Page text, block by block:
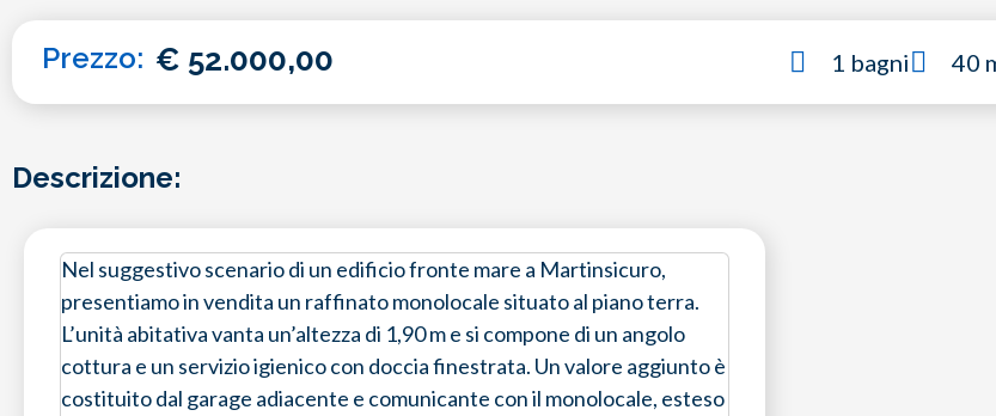
Prezzo: € 52.000,00 1 bagni 40
Descrizione:
Nel suggestivo scenario di un edificio fronte mare a Martinsicuro,
presentiamo in vendita un raffinato monolocale situato al piano terra.
L’unità abitativa vanta un’altezza di 1,90 m e si compone di un angolo
cottura e un servizio igienico con doccia finestrata. Un valore aggiunto è
costituito dal garage adiacente e comunicante con il monolocale, esteso